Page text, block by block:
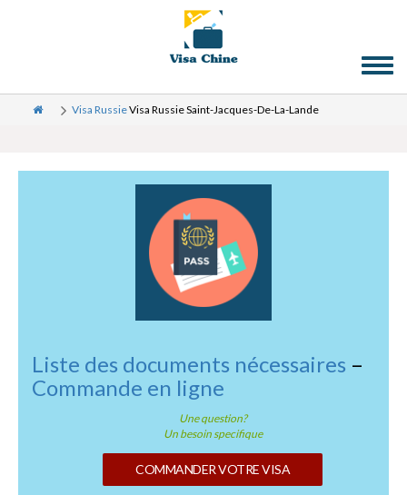
Visa RussieVisa Russie Saint-Jacques-De-La-Lande
Liste des documents nécessaires –
Commande en ligne
Une question?
Un besoin specifique
COMMANDER VOTRE VISA